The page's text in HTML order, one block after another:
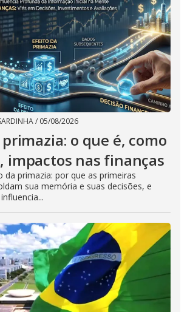
/ 05/08/2026
o que é, como
impactos nas finanças
da primazia: por que as primeiras
sua memória e suas decisões, e